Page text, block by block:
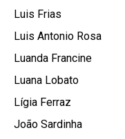
Luis Frias
Luis Antonio Rosa
Luanda Francine
Luana Lobato
Lígia Ferraz
João Sardinha